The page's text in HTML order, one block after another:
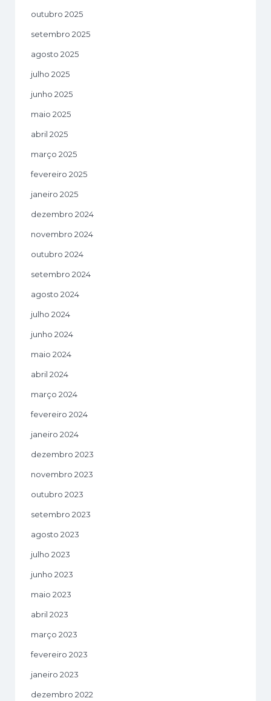
outubro 2025
setembro 2025
agosto 2025
julho 2025
junho 2025
maio 2025
abril 2025
março 2025
fevereiro 2025
janeiro 2025
dezembro 2024
novembro 2024
outubro 2024
setembro 2024
agosto 2024
julho 2024
junho 2024
maio 2024
abril 2024
março 2024
fevereiro 2024
janeiro 2024
dezembro 2023
novembro 2023
outubro 2023
setembro 2023
agosto 2023
julho 2023
junho 2023
maio 2023
abril 2023
março 2023
fevereiro 2023
janeiro 2023
dezembro 2022